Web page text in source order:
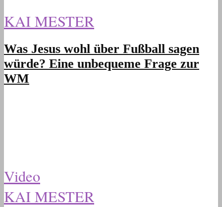
KAI MESTER
Was Jesus wohl über Fußball sagen
würde? Eine unbequeme Frage zur
WM
Video
KAI MESTER